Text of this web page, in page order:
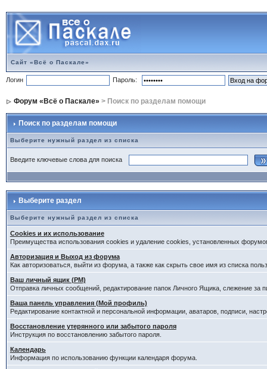
Сайт «Всё о Паскале»
Логин Пароль:
Форум «Всё о Паскале» > Поиск по разделам помощи
Поиск по разделам помощи
Выберите нужный раздел из списка
Введите ключевые слова для поиска
Выберите раздел
Выберите нужный раздел из списка
Cookies и их использование
Преимущества использования cookies и удаление cookies, установленных
Авторизация и Выход из форума
Как авторизоваться, выйти из форума, а также как скрыть свое имя из списка
Ваш личный ящик (PM)
Отправка личных сообщений, редактирование папок Личного Ящика, слежение за
Ваша панель управления (Мой профиль)
Редактирование контактной и персональной информации, аватаров, подписи,
Восстановление утерянного или забытого пароля
Инструкция по восстановлению забытого пароля.
Календарь
Информация по использованию функции календаря форума.